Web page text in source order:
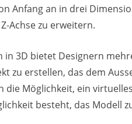
Anfang an in drei
Achse zu erweitern.
in 3D bietet Designern
zu erstellen, das dem
die Möglichkeit, ein
besteht, das Modell